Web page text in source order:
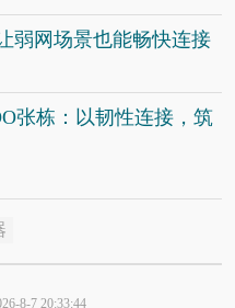
弱网场景也能畅快连接
张栋：以韧性连接，筑
8-7 20:33:44